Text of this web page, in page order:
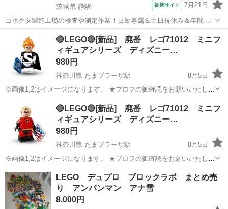
茨城県 静駅
提携サイト 7月21日
コネクタ製造工場の検査や測定作業！日勤専属＆土日祝休み＆年間休
日128日★クリーンルーム内作業★マイカー通勤OK＆無料駐車場あり
★就業先食堂利用可！日払い制度あり！《茨城県常陸大宮市》 人気の
工場のお仕事 ◇コネクタ製造工...
常陸大宮市 静駅 その他
🔴LEGO🔴[新品] 廃番 レゴ71012 ミニフ
ィギュアシリーズ ディズニー…
980円
神奈川県 たまプラーザ駅
8月5日
※画像1,2はイメージになります。 ★プロフの御確認をお願いいたしま
す。 ※在庫有り 【状態】 袋入り新品未組立品(廃番) ※袋入り新品に
なりますが、中身確認の為、ポリバックの一部開封しています。ポリ
バックの状態を気になさ...
横浜市 たまプラーザ駅 おもちゃ LEGO
🔴LEGO🔴[新品] 廃番 レゴ71012 ミニフ
ィギュアシリーズ ディズニー…
980円
神奈川県 たまプラーザ駅
8月5日
※画像1,2はイメージになります。 ★プロフの御確認をお願いいたしま
す。 【状態】 袋入り新品未組立品(廃番) ※袋入り新品になりますが、
中身確認の為、ポリバックの一部開封しています。ポリバックの状態
を気になさる方、神経質...
神奈川 横浜市 たまプラーザ駅 おもちゃ
Mr.インクレディブル
LEGO デュプロ ブロックラボ まとめ売
り アンパンマン アナ雪
8,000円